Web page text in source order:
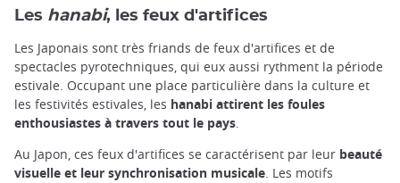
Les hanabi, les feux d'artifices
Les Japonais sont très friands de feux d'artifices et de
spectacles pyrotechniques, qui eux aussi rythment la période
estivale. Occupant une place particulière dans la culture et
les festivités estivales, les hanabi attirent les foules
enthousiastes à travers tout le pays
Au Japon, ces feux d'artifices se caractérisent par leur beauté
visuelle et leur synchronisation musicale. Les motifs